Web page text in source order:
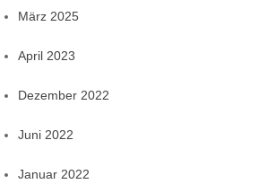
März 2025
April 2023
Dezember 2022
Juni 2022
Januar 2022